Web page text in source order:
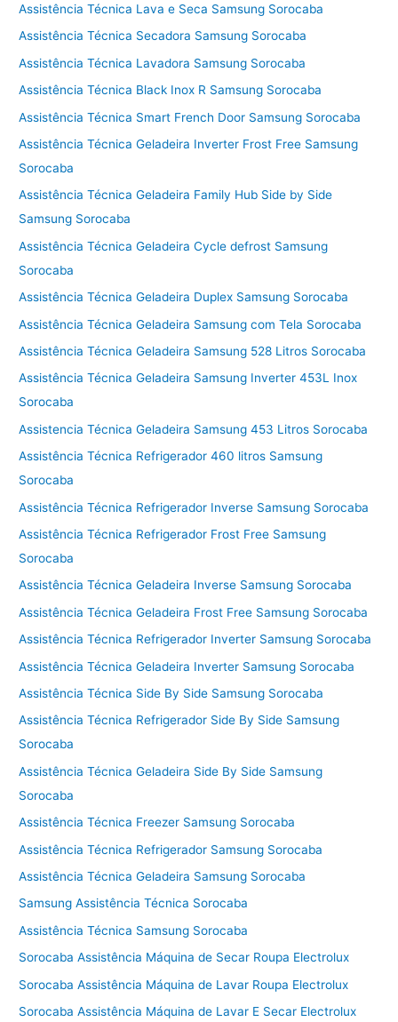
Assistência Técnica Lava e Seca Samsung Sorocaba
Assistência Técnica Secadora Samsung Sorocaba
Assistência Técnica Lavadora Samsung Sorocaba
Assistência Técnica Black Inox R Samsung Sorocaba
Assistência Técnica Smart French Door Samsung Sorocaba
Assistência Técnica Geladeira Inverter Frost Free Samsung
Sorocaba
Assistência Técnica Geladeira Family Hub Side by Side
Samsung Sorocaba
Assistência Técnica Geladeira Cycle defrost Samsung
Sorocaba
Assistência Técnica Geladeira Duplex Samsung Sorocaba
Assistência Técnica Geladeira Samsung com Tela Sorocaba
Assistência Técnica Geladeira Samsung 528 Litros Sorocaba
Assistência Técnica Geladeira Samsung Inverter 453L Inox
Sorocaba
Assistencia Técnica Geladeira Samsung 453 Litros Sorocaba
Assistência Técnica Refrigerador 460 litros Samsung
Sorocaba
Assistência Técnica Refrigerador Inverse Samsung Sorocaba
Assistência Técnica Refrigerador Frost Free Samsung
Sorocaba
Assistência Técnica Geladeira Inverse Samsung Sorocaba
Assistência Técnica Geladeira Frost Free Samsung Sorocaba
Assistência Técnica Refrigerador Inverter Samsung Sorocaba
Assistência Técnica Geladeira Inverter Samsung Sorocaba
Assistência Técnica Side By Side Samsung Sorocaba
Assistência Técnica Refrigerador Side By Side Samsung
Sorocaba
Assistência Técnica Geladeira Side By Side Samsung
Sorocaba
Assistência Técnica Freezer Samsung Sorocaba
Assistência Técnica Refrigerador Samsung Sorocaba
Assistência Técnica Geladeira Samsung Sorocaba
Samsung Assistência Técnica Sorocaba
Assistência Técnica Samsung Sorocaba
Sorocaba Assistência Máquina de Secar Roupa Electrolux
Sorocaba Assistência Máquina de Lavar Roupa Electrolux
Sorocaba Assistência Máquina de Lavar E Secar Electrolux